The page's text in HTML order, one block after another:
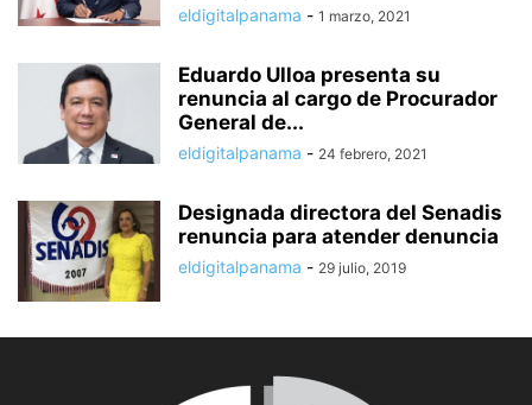
eldigitalpanama - 1 marzo, 2021
Eduardo Ulloa presenta su
renuncia al cargo de Procurador
General de...
eldigitalpanama - 24 febrero, 2021
Designada directora del Senadis
renuncia para atender denuncia
eldigitalpanama - 29 julio, 2019